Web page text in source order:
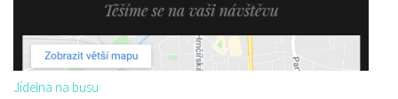
Jídelna na busu